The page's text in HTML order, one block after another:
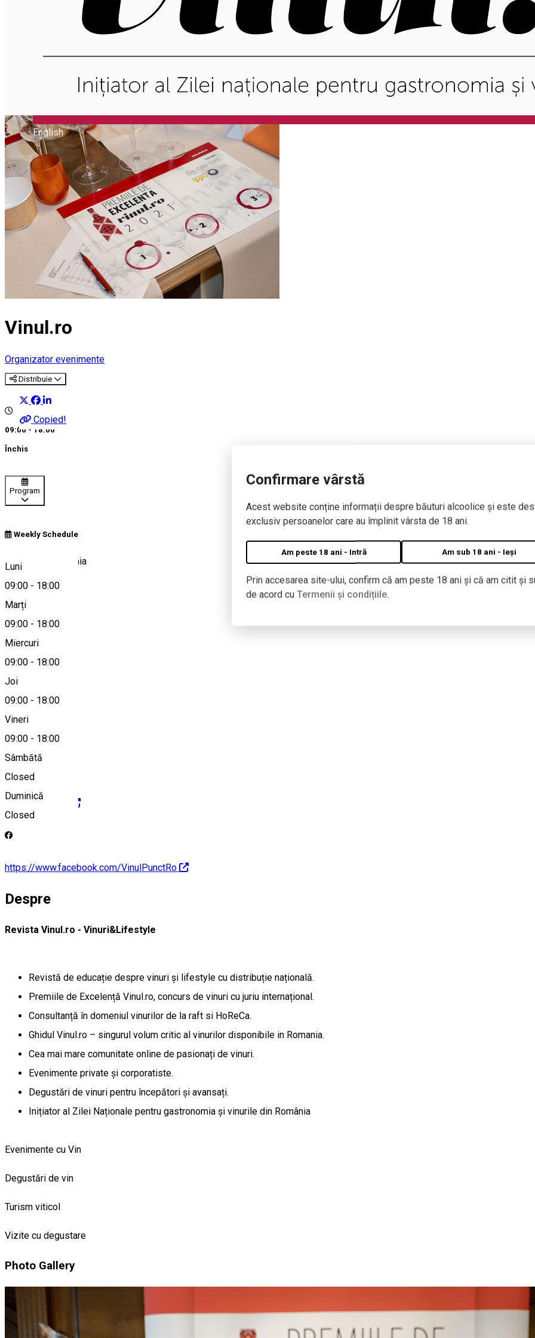
Confirmare vârstă
Acest website conține informații despre băuturi alcoolice și este
exclusiv persoanelor care au împlinit vârsta de 18 ani.
Am peste 18 ani - Intră Am sub 18 ani - Ieși
Prin accesarea site-ului, confirm că am peste 18 ani și că am citit și
de acord cu Termenii și condițiile.
English
Vinul.ro
Organizator evenimente
Distribuie
Copied!
09:00 - 18:00
Închis
Program
Weekly Schedule
Luni
09:00 - 18:00
Marți
09:00 - 18:00
Miercuri
09:00 - 18:00
Joi
09:00 - 18:00
Vineri
09:00 - 18:00
Sâmbătă
Closed
Duminică
Closed
Bucharest, Romania
Hartă
adelina@vinul.ro
https://vinul.ro/
https://www.facebook.com/VinulPunctRo
Despre
Revista Vinul.ro - Vinuri&Lifestyle
Revistă de educație despre vinuri și lifestyle cu distribuție națională.
Premiile de Excelență Vinul.ro, concurs de vinuri cu juriu internațional.
Consultanță în domeniul vinurilor de la raft si HoReCa.
Ghidul Vinul.ro – singurul volum critic al vinurilor disponibile in Romania.
Cea mai mare comunitate online de pasionați de vinuri.
Evenimente private și corporatiste.
Degustări de vinuri pentru începători și avansați.
Inițiator al Zilei Naționale pentru gastronomia și vinurile din România
Evenimente cu Vin
Degustări de vin
Turism viticol
Vizite cu degustare
Photo Gallery